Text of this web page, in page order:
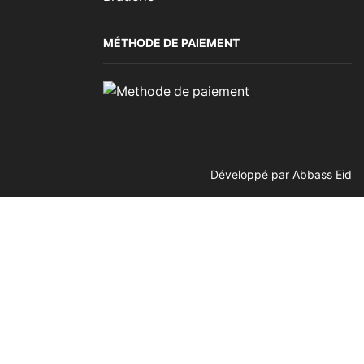
MÉTHODE DE PAIEMENT
Développé par Abbass Eid